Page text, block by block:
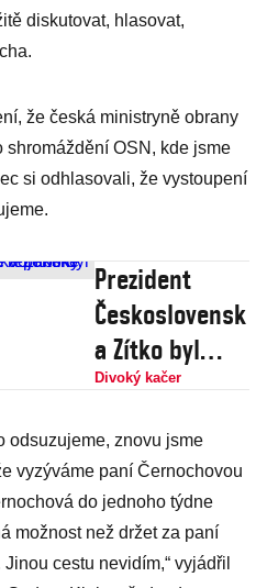
diskutovat, hlasovat,
že česká ministryně obrany
OSN, kde jsme
si odhlasovali, že vystoupení
Prezident
Československ
a Zítko byl
zadržen na
republiky.
Československ
o zvažuje
vojenské
Divoký kačer
odsuzujeme, znovu jsme
vyzýváme paní Černochovou
do jednoho týdne
možnost než držet za paní
cestu nevidím,“ vyjádřil